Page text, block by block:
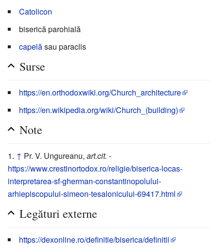
Catolicon
biserică parohială
capelăsau paraclis
Surse
https://en.orthodoxwiki.org/Church_architecture
https://en.wikipedia.org/wiki/Church_(building)
Note
↑ Pr. V. Ungureanu, art.cit. -
https://www.crestinortodox.ro/religie/biserica-locas-
interpretarea-sf-gherman-constantinopolului-
arhiepiscopului-simeon-tesalonicului-69417.html
Legături externe
https://dexonline.ro/definitie/biserica/definitii